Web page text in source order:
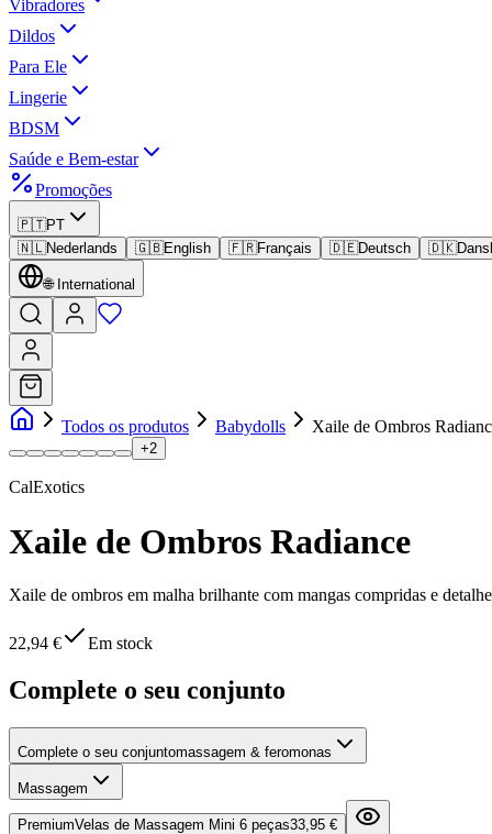
Vibradores
Dildos
Para Ele
Lingerie
BDSM
Saúde e Bem-estar
Promoções
🇵🇹PT
🇳🇱Nederlands 🇬🇧English 🇫🇷Français 🇩🇪Deutsch 🇩🇰
🌐 International
Todos os produtos Babydolls Xaile de Ombros
+2
CalExotics
Xaile de Ombros Radiance
Xaile de ombros em malha brilhante com mangas compridas e
22,94 € Em stock
Complete o seu conjunto
Complete o seu conjuntomassagem & feromonas
Massagem
PremiumVelas de Massagem Mini 6 peças33,95 €